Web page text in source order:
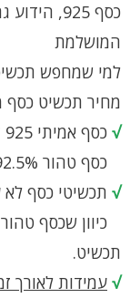
כסף 925,
המושלמת
למי שמחפש
מחיר תכשיט כסף
√ כסף אמיתי 925 זה בעצם תערובת של סגסוגות.
כסף טהור 92.5% ו – 7.5% נחושת.
√ תכשיטי כסף
תכשיט.
√ עמידות לאורך